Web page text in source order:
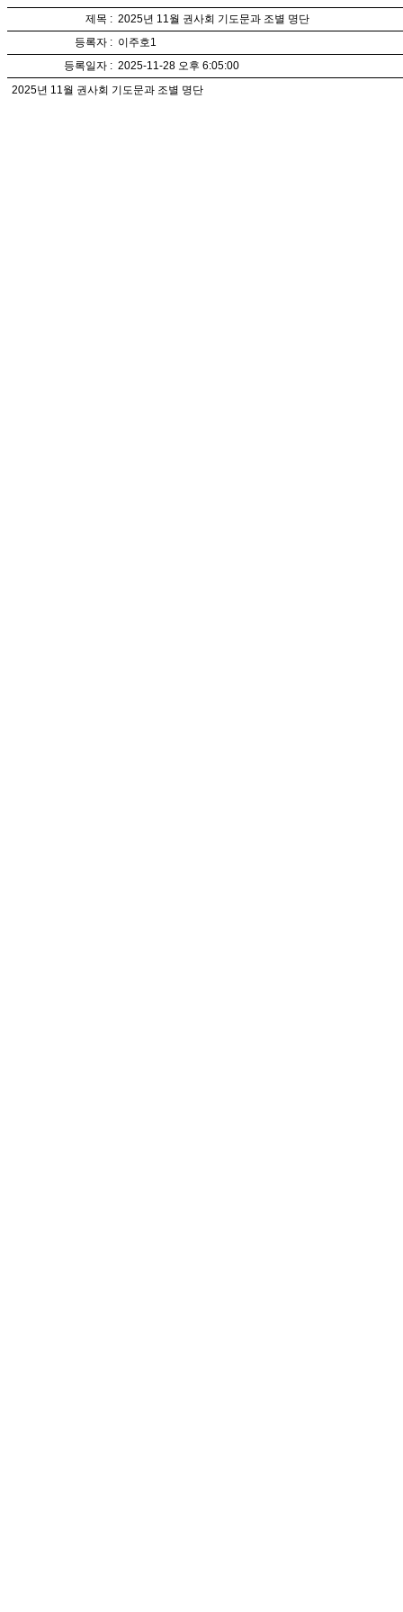
제목 : 2025년 11월 권사회 기도문과 조별 명단
등록자 : 이주호1
등록일자 : 2025-11-28 오후 6:05:00
2025년 11월 권사회 기도문과 조별 명단